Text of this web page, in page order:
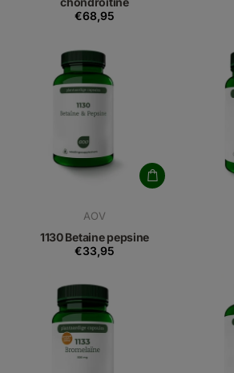
€68,95
AOV
1130 Betaine pepsine
€33,95